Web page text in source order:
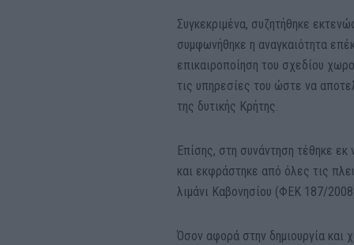
Συγκεκριμένα, συζητήθηκε
συμφωνήθηκε η αναγκαιότητα
επικαιροποίηση του σχεδίου
τις υπηρεσίες του ώστε να
της δυτικής Κρήτης.
Επίσης, στη συνάντηση τέθηκε
και εκφράστηκε από όλες τις
λιμάνι Καβονησίου (ΦΕΚ 187/
Όσον αφορά στην δημιουργία και